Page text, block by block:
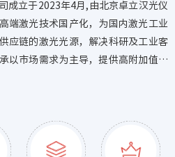
成立于2023年4月,由北京卓立汉光仪
端激光技术国产化，为国内激光工业
应链的激光光源，解决科研及工业客
以市场需求为主导，提供高附加值产
高技术水平、高产品质量、高服务品